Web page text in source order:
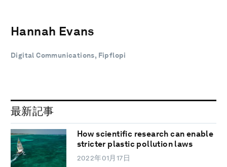
Hannah Evans
Digital Communications, Fipflopi
最新記事
How scientific research can enable
stricter plastic pollution laws
2022年01月17日